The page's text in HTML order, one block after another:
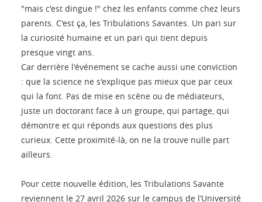
"mais c'est dingue !" chez les enfants comme chez leurs
parents. C'est ça, les Tribulations Savantes. Un pari sur
la curiosité humaine et un pari qui tient depuis
presque vingt ans.
Car derrière l'événement se cache aussi une conviction
: que la science ne s'explique pas mieux que par ceux
qui la font. Pas de mise en scène ou de médiateurs,
juste un doctorant face à un groupe, qui partage, qui
démontre et qui réponds aux questions des plus
curieux. Cette proximité-là, on ne la trouve nulle part
ailleurs.
Pour cette nouvelle édition, les Tribulations Savante
reviennent le 27 avril 2026 sur le campus de l’Université